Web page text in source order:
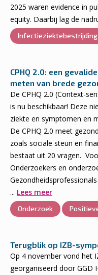
2025 waren evidence in
equity. Daarbij lag de
Infectieziektebestrijding
CPHQ 2.0: een
meten van brede
De CPHQ 2.0 (Context-
is nu beschikbaar! Deze
ziekte en symptomen en
De CPHQ 2.0 meet
zoals sociale steun en
bestaat uit 20 vragen.
Onderzoekers en
... Lees meer
Onderzoek
Terugblik op IZB-
Op 4 november vond het
georganiseerd door GGD